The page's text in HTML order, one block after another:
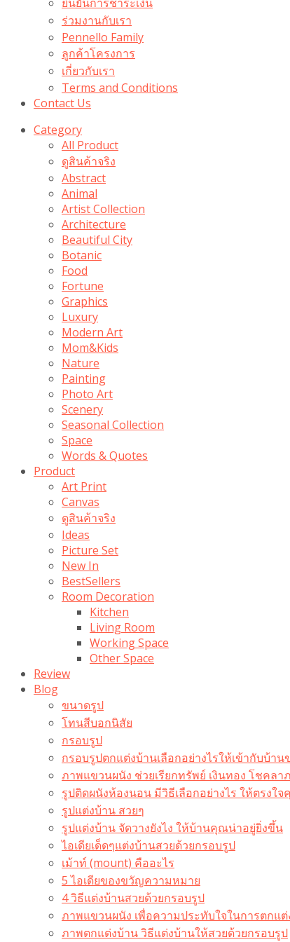
ร่วมงานกับเรา
Pennello Family
ลูกค้าโครงการ
เกี่ยวกับเรา
Terms and Conditions
Contact Us
Category
All Product
ดูสินค้าจริง
Abstract
Animal
Artist Collection
Architecture
Beautiful City
Botanic
Food
Fortune
Graphics
Luxury
Modern Art
Mom&Kids
Nature
Painting
Photo Art
Scenery
Seasonal Collection
Space
Words & Quotes
Product
Art Print
Canvas
ดูสินค้าจริง
Ideas
Picture Set
New In
BestSellers
Room Decoration
Kitchen
Living Room
Working Space
Other Space
Review
Blog
ขนาดรูป
โทนสีบอกนิสัย
กรอบรูป
กรอบรูปตกแต่งบ้านเลือกอย่างไรให้เข้ากับบ้า
ภาพแขวนผนัง ช่วยเรียกทรัพย์ เงินทอง โชคล
รูปติดผนังห้องนอน มีวิธีเลือกอย่างไร ให้ตรงใ
รูปแต่งบ้าน สวยๆ
รูปแต่งบ้าน จัดวางยังไง ให้บ้านคุณน่าอยู่ยิ่งขึ้น
ไอเดียเด็ดๆแต่งบ้านสวยด้วยกรอบรูป
เม้าท์ (mount) คืออะไร​
5 ไอเดียของขวัญความหมาย
4 วิธีแต่งบ้านสวยด้วยกรอบรูป
ภาพแขวนผนัง เพื่อความประทับใจในการตกแต่
ภาพตกแต่งบ้าน วิธีแต่งบ้านให้สวยด้วยกรอบรูป